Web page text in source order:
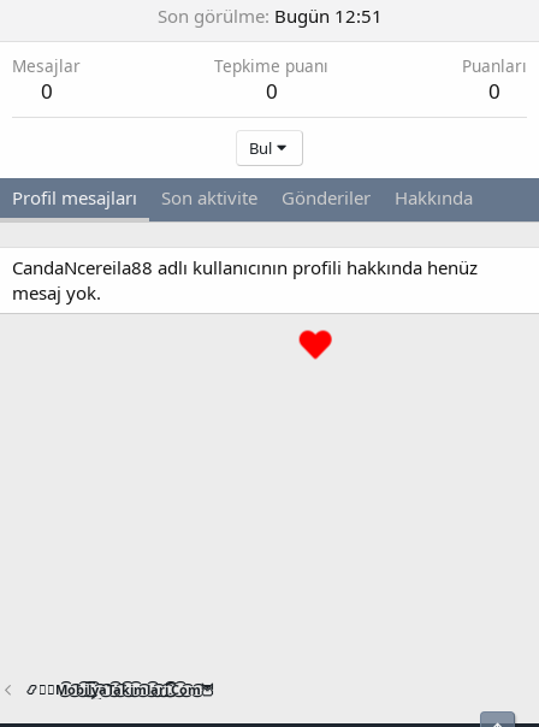
Son görülme Bugün 12:51
Mesajlar
0
Tepkime puanı
0
Puanları
0
Bul
Profil mesajları Son aktivite Gönderiler Hakkında
CandaNcereila88 adlı kullanıcının profili hakkında henüz
mesaj yok.
📿🧙‍♂️M͜͡o͜͡b͜͡i͜͡l͜͡y͜͡a͜͡T͜͡a͜͡k͜͡i͜͡m͜͡l͜͡a͜͡r͜͡i͜͡.͜͡C͜͡o͜͡m͜͡🦉